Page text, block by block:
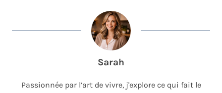
Sarah
Passionnée par l’art de vivre, j'explore ce qui fait le